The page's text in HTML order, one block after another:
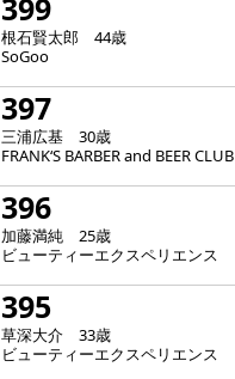
399
根石賢太郎 44歳
SoGoo
397
三浦広基 30歳
FRANK‘S BARBER and BEER CLUB
396
加藤満純 25歳
ビューティーエクスペリエンス
395
草深大介 33歳
ビューティーエクスペリエンス